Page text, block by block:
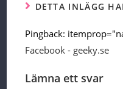
DETTA INLÄGG
Pingback:
Facebook - geeky.se
Lämna ett svar